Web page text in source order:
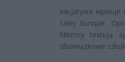
Inicjatywa
całej Europie.
Niemcy testują
obowiązkowe